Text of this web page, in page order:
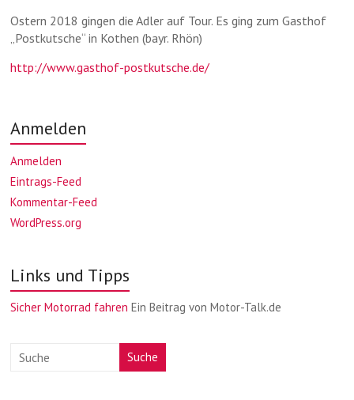
Ostern 2018 gingen die Adler auf Tour. Es ging zum Gasthof
„Postkutsche“ in Kothen (bayr. Rhön)
http://www.gasthof-postkutsche.de/
Anmelden
Anmelden
Eintrags-Feed
Kommentar-Feed
WordPress.org
Links und Tipps
Sicher Motorrad fahren Ein Beitrag von Motor-Talk.de
Suche